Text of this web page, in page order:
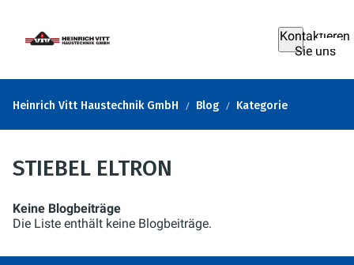
Kontaktieren
Sie uns
Heinrich Vitt Haustechnik GmbH Blog Kategorie
STIEBEL ELTRON
Keine Blogbeiträge
Die Liste enthält keine Blogbeiträge.